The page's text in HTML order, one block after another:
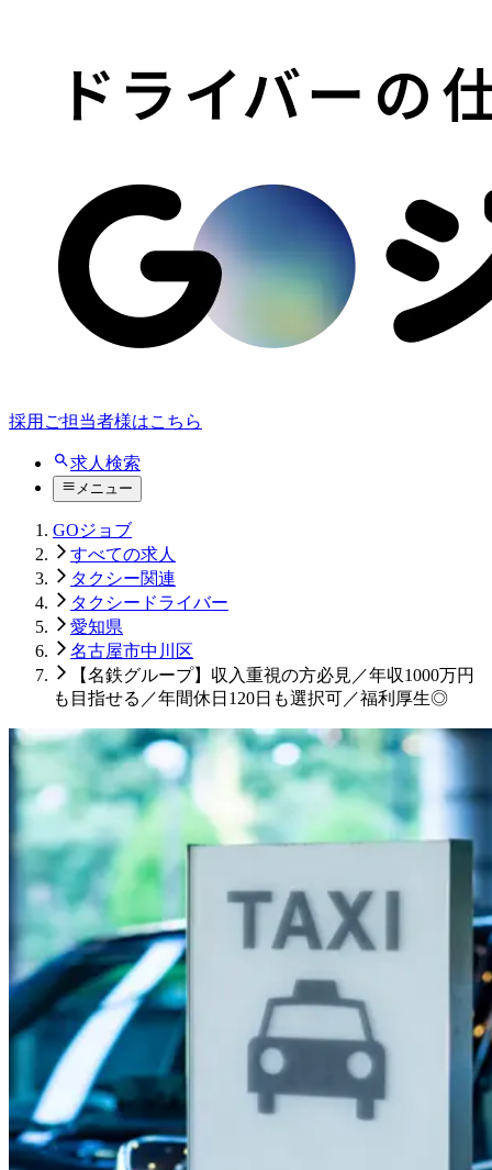
採用ご担当者様はこちら
求人検索
メニュー
GOジョブ
すべての求人
タクシー関連
タクシードライバー
愛知県
名古屋市中川区
【名鉄グループ】収入重視の方必見／年収1000万円
も目指せる／年間休日120日も選択可／福利厚生◎